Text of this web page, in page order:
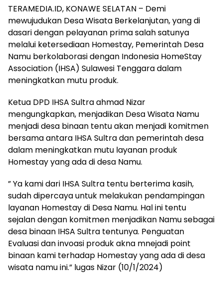
TERAMEDIA.ID, KONAWE SELATAN – Demi
mewujudukan Desa Wisata Berkelanjutan, yang di
dasari dengan pelayanan prima salah satunya
melalui ketersediaan Homestay, Pemerintah Desa
Namu berkolaborasi dengan Indonesia HomeStay
Association (IHSA) Sulawesi Tenggara dalam
meningkatkan mutu produk.
Ketua DPD IHSA Sultra ahmad Nizar
mengungkapkan, menjadikan Desa Wisata Namu
menjadi desa binaan tentu akan menjadi komitmen
bersama antara IHSA Sultra dan pemerintah desa
dalam meningkatkan mutu layanan produk
Homestay yang ada di desa Namu.
” Ya kami dari IHSA Sultra tentu berterima kasih,
sudah dipercaya untuk melakukan pendampingan
layanan Homestay di Desa Namu. Hal ini tentu
sejalan dengan komitmen menjadikan Namu sebagai
desa binaan IHSA Sultra tentunya. Penguatan
Evaluasi dan invoasi produk akna mnejadi point
binaan kami terhadap Homestay yang ada di desa
wisata namu ini.” lugas Nizar (10/1/2024)